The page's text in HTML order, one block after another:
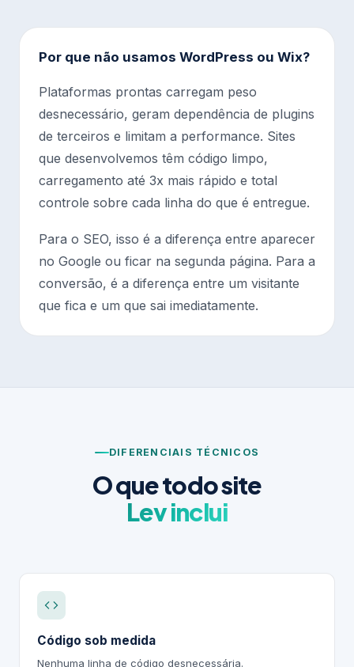
Por que não usamos WordPress ou Wix?
Plataformas prontas carregam peso
desnecessário, geram dependência de plugins
de terceiros e limitam a performance. Sites
que desenvolvemos têm código limpo,
carregamento até 3x mais rápido e total
controle sobre cada linha do que é entregue.
Para o SEO, isso é a diferença entre aparecer
no Google ou ficar na segunda página. Para a
conversão, é a diferença entre um visitante
que fica e um que sai imediatamente.
DIFERENCIAIS TÉCNICOS
O que todo site
Lev inclui
Código sob medida
Nenhuma linha de código desnecessária.